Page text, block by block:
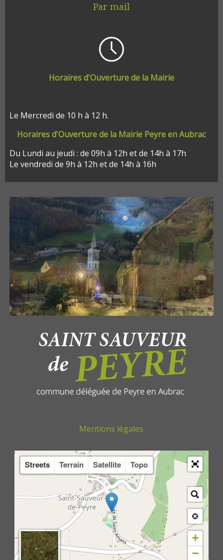
Par mail
Horaires d'Ouverture de la Mairie
Le Mercredi de 10 h à 12 h.
Horaires d'Ouverture de la Mairie Peyre en Aubrac
Du Lundi au jeudi : de 09h à 12h et de 14h à 17h
Le vendredi de 9h à 12h et de 14h à 16h
Mentions légales
Streets Terrain Satellite Topo
+
−